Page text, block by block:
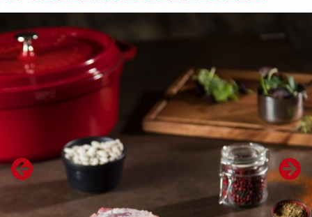
Se déconnecter
Charcuterie
Produits frais
Assortiments